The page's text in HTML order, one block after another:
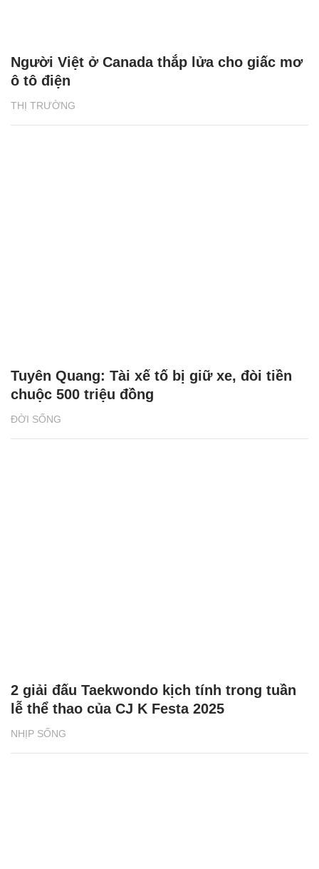
THỊ TRƯỜNG
Người Việt ở Canada thắp lửa cho giấc mơ
ô tô điện
ĐỜI SỐNG
Tuyên Quang: Tài xế tố bị giữ xe, đòi tiền
chuộc 500 triệu đồng
NHỊP SỐNG
2 giải đấu Taekwondo kịch tính trong tuần
lễ thể thao của CJ K Festa 2025